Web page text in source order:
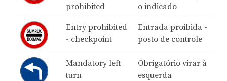
prohibited
o indicado
Entry prohibited
- checkpoint
Entrada proibida -
posto de controle
Mandatory left
turn
Obrigatório virar à
esquerda